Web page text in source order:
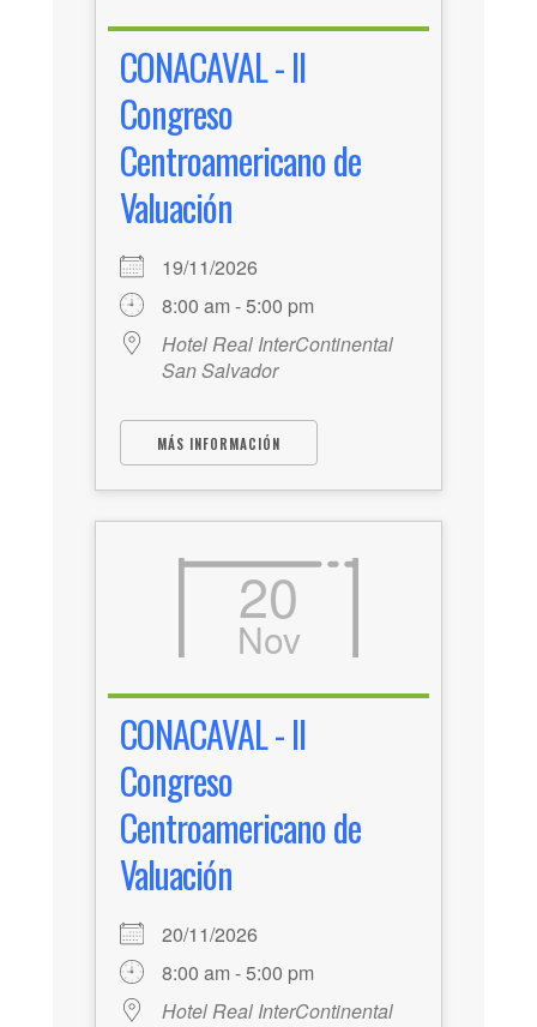
CONACAVAL - II
Congreso
Centroamericano de
Valuación
19/11/2026
8:00 am - 5:00 pm
Hotel Real InterContinental
San Salvador
MÁS INFORMACIÓN
20
Nov
CONACAVAL - II
Congreso
Centroamericano de
Valuación
20/11/2026
8:00 am - 5:00 pm
Hotel Real InterContinental